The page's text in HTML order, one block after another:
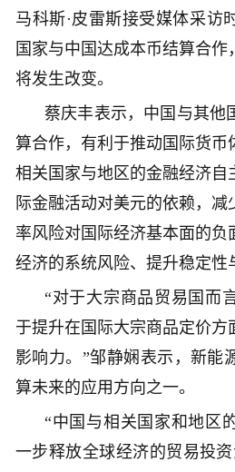
马科斯·皮雷斯接受媒体采访
国家与中国达成本币结算合
将发生改变。
蔡庆丰表示，中国与其他
算合作，有利于推动国际货币
相关国家与地区的金融经济自
际金融活动对美元的依赖，
率风险对国际经济基本面的负
经济的系统风险、提升稳定性
“对于大宗商品贸易国而
于提升在国际大宗商品定价方
影响力。”邹静娴表示，新能
算未来的应用方向之一。
“中国与相关国家和地区
一步释放全球经济的贸易投